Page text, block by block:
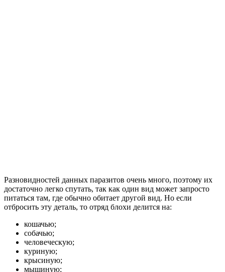
Разновидностей данных паразитов очень много, поэтому их
достаточно легко спутать, так как один вид может запросто
питаться там, где обычно обитает другой вид. Но если
отбросить эту деталь, то отряд блохи делится на:
кошачью;
собачью;
человеческую;
куриную;
крысиную;
мышиную;